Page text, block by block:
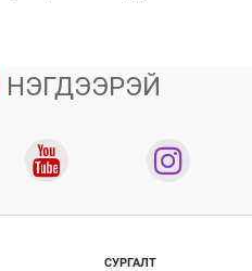
НЭГДЭЭРЭЙ
СУРГАЛТ